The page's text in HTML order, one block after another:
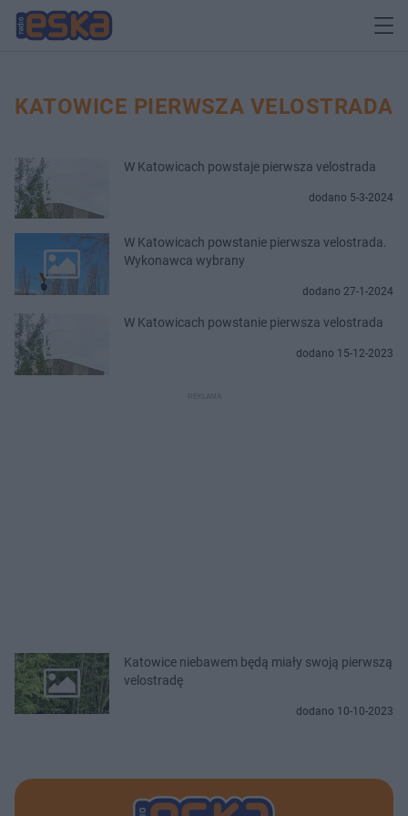
KATOWICE PIERWSZA VELOSTRADA
W Katowicach powstaje pierwsza velostrada
dodano 5-3-2024
W Katowicach powstanie pierwsza velostrada.
Wykonawca wybrany
dodano 27-1-2024
​W Katowicach powstanie pierwsza velostrada
dodano 15-12-2023
Katowice niebawem będą miały swoją pierwszą
velostradę
dodano 10-10-2023